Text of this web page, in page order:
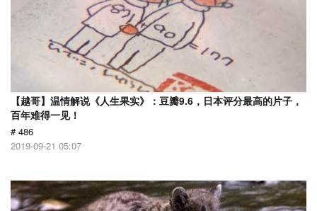
【越哥】温情解说《人生果实》：豆瓣9.6，日本评分最高的片子，
百年难得一见！
# 486
2019-09-21 05:07